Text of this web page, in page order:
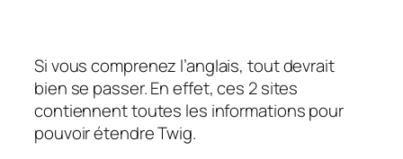
Si vous comprenez l’anglais, tout devrait
bien se passer. En effet, ces 2 sites
contiennent toutes les informations pour
pouvoir étendre Twig.